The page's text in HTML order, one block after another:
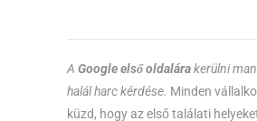
A Google első oldalárakerülni
halál harc kérdése. Minden
küzd, hogy az első találati